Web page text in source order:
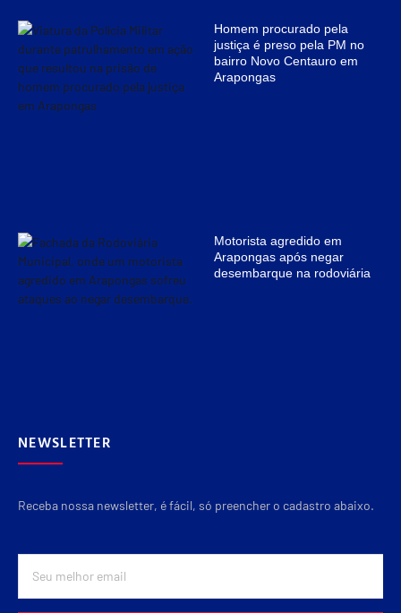
Homem procurado pela
justiça é preso pela PM no
bairro Novo Centauro em
Arapongas
Motorista agredido em
Arapongas após negar
desembarque na rodoviária
NEWSLETTER
Receba nossa newsletter, é fácil, só preencher o cadastro abaixo.